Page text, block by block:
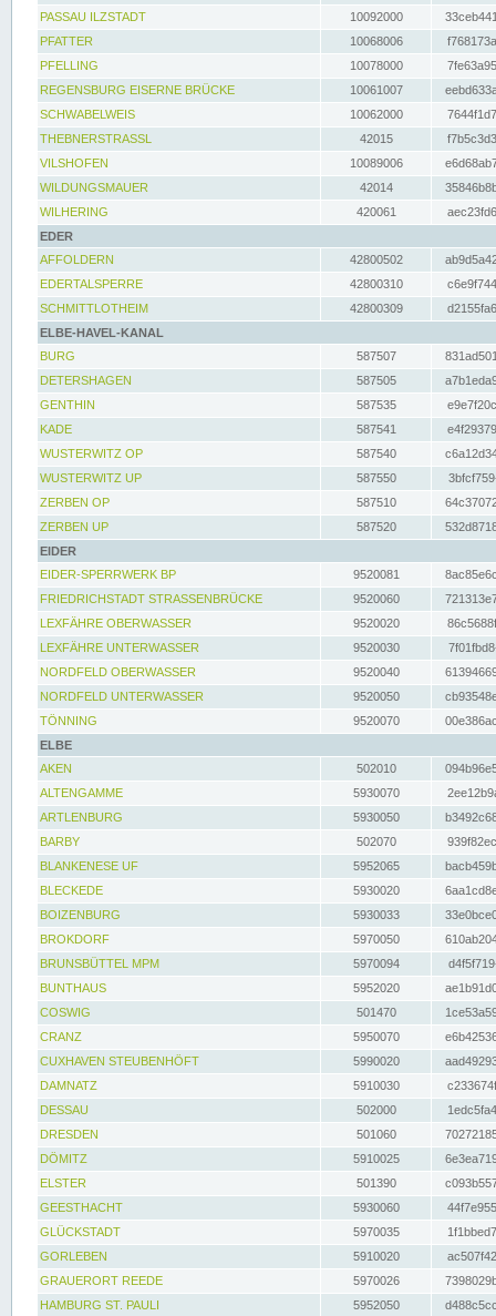
PASSAU ILZSTADT
10092000
PFATTER
10068006
PFELLING
10078000
REGENSBURG EISERNE BRÜCKE
10061007
SCHWABELWEIS
10062000
THEBNERSTRASSL
42015
VILSHOFEN
10089006
WILDUNGSMAUER
42014
WILHERING
420061
EDER
AFFOLDERN
42800502
EDERTALSPERRE
42800310
SCHMITTLOTHEIM
42800309
ELBE-HAVEL-KANAL
BURG
587507
DETERSHAGEN
587505
GENTHIN
587535
KADE
587541
WUSTERWITZ OP
587540
WUSTERWITZ UP
587550
ZERBEN OP
587510
ZERBEN UP
587520
EIDER
EIDER-SPERRWERK BP
9520081
FRIEDRICHSTADT STRASSENBRÜCKE
9520060
LEXFÄHRE OBERWASSER
9520020
LEXFÄHRE UNTERWASSER
9520030
NORDFELD OBERWASSER
9520040
NORDFELD UNTERWASSER
9520050
TÖNNING
9520070
ELBE
AKEN
502010
ALTENGAMME
5930070
ARTLENBURG
5930050
BARBY
502070
BLANKENESE UF
5952065
BLECKEDE
5930020
BOIZENBURG
5930033
BROKDORF
5970050
BRUNSBÜTTEL MPM
5970094
BUNTHAUS
5952020
COSWIG
501470
CRANZ
5950070
CUXHAVEN STEUBENHÖFT
5990020
DAMNATZ
5910030
DESSAU
502000
DRESDEN
501060
DÖMITZ
5910025
ELSTER
501390
GEESTHACHT
5930060
GLÜCKSTADT
5970035
GORLEBEN
5910020
GRAUERORT REEDE
5970026
HAMBURG ST. PAULI
5952050